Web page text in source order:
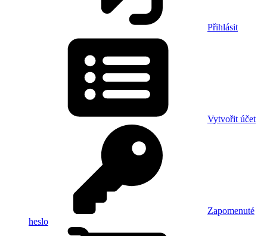
Přihlásit
Vytvořit účet
Zapomenuté
heslo